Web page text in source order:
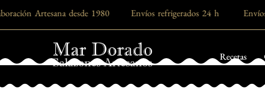
Artesana desde 1980 Envíos refrigerados 24 h
Recetas